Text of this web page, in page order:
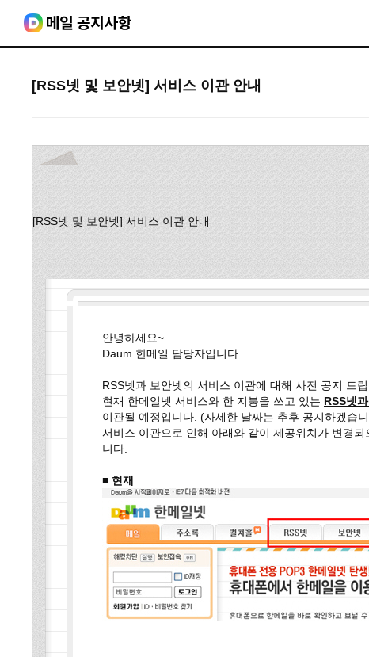
[RSS넷 및 보안넷] 서비스 이관 안내
[RSS넷 및 보안넷] 서비스 이관 안내
안녕하세요~
Daum 한메일 담당자입니다.
RSS넷과 보안넷의 서비스 이관에 대해 사전 공지 드립
현재 한메일넷 서비스와 한 지붕을 쓰고 있는 RSS넷
이관될 예정입니다. (자세한 날짜는 추후 공지하겠습
서비스 이관으로 인해 아래와 같이 제공위치가 변경
니다.
■ 현재